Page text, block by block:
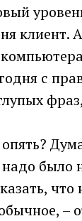
с
было
что
–